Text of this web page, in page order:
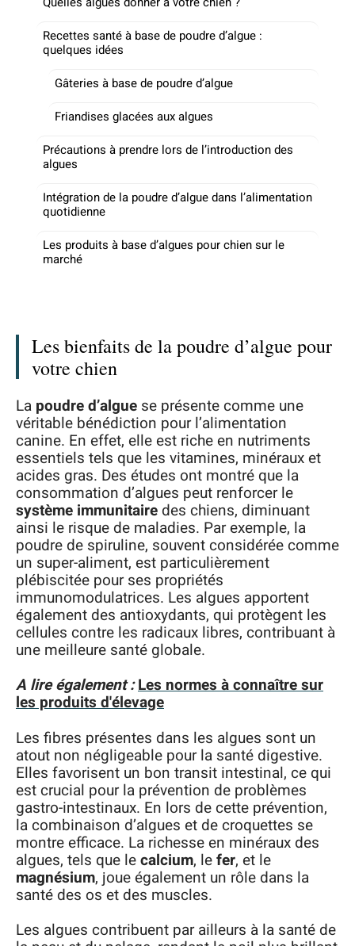
Recettes santé à base de poudre d’algue :
quelques idées
Gâteries à base de poudre d’algue
Friandises glacées aux algues
Précautions à prendre lors de l’introduction des
algues
Intégration de la poudre d’algue dans l’alimentation
quotidienne
Les produits à base d’algues pour chien sur le
marché
Les bienfaits de la poudre d’algue pour
votre chien
La poudre d’algue se présente comme une
véritable bénédiction pour l’alimentation
canine. En effet, elle est riche en nutriments
essentiels tels que les vitamines, minéraux et
acides gras. Des études ont montré que la
consommation d’algues peut renforcer le
système immunitaire des chiens, diminuant
ainsi le risque de maladies. Par exemple, la
poudre de spiruline, souvent considérée comme
un super-aliment, est particulièrement
plébiscitée pour ses propriétés
immunomodulatrices. Les algues apportent
également des antioxydants, qui protègent les
cellules contre les radicaux libres, contribuant à
une meilleure santé globale.
A lire également :Les normes à connaître sur
les produits d'élevage
Les fibres présentes dans les algues sont un
atout non négligeable pour la santé digestive.
Elles favorisent un bon transit intestinal, ce qui
est crucial pour la prévention de problèmes
gastro-intestinaux. En lors de cette prévention,
la combinaison d’algues et de croquettes se
montre efficace. La richesse en minéraux des
algues, tels que lecalcium, lefer, et le
magnésium, joue également un rôle dans la
santé des os et des muscles.
Les algues contribuent par ailleurs à la santé de